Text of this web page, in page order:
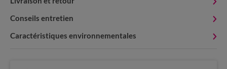
Conseils entretien
Caractéristiques environnementales